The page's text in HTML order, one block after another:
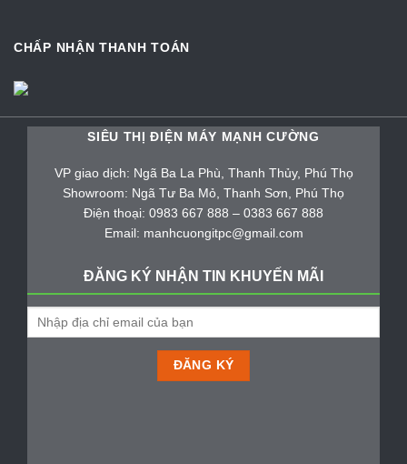
CHẤP NHẬN THANH TOÁN
SIÊU THỊ ĐIỆN MÁY MẠNH CƯỜNG
VP giao dịch: Ngã Ba La Phù, Thanh Thủy, Phú Thọ
Showroom: Ngã Tư Ba Mỏ, Thanh Sơn, Phú Thọ
Điện thoại: 0983 667 888 – 0383 667 888
Email: manhcuongitpc@gmail.com
ĐĂNG KÝ NHẬN TIN KHUYẾN MÃI